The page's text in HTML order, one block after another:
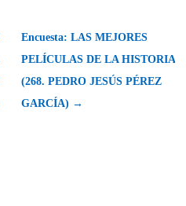
Encuesta: LAS MEJORES
PELÍCULAS DE LA HISTORIA
(268. PEDRO JESÚS PÉREZ
GARCÍA) →